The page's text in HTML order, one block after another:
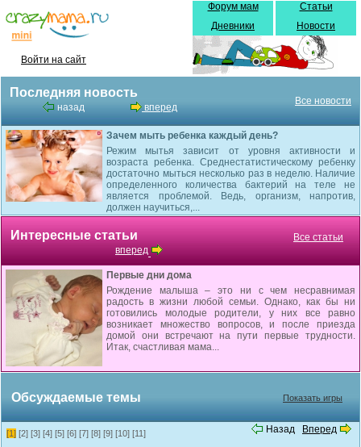
Войти на сайт
Форум мам
Дневники
Статьи
Новости
Последняя новость
назад вперед
Все новости
Зачем мыть ребенка каждый день?
Режим мытья зависит от уровня активности и
возраста ребенка. Среднестатистическому ребенку
достаточно мыться несколько раз в неделю. Наличие
определенного количества бактерий на теле не
является проблемой. Ведь, организм, напротив,
должен научиться,...
Интересные статьи
вперед
Все статьи
Первые дни дома
Рождение малыша – это ни с чем несравнимая
радость в жизни любой семьи. Однако, как бы ни
готовились молодые родители, у них все равно
возникает множество вопросов, и после приезда
домой они встречают на пути первые трудности.
Итак, счастливая мама...
Обсуждаемые темы Показать игры
Назад Вперед
[1] [2] [3] [4] [5] [6] [7] [8] [9] [10] [11]